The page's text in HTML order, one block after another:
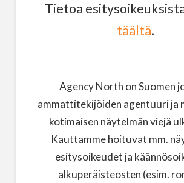
Tietoa
täältä.
Agency North on Suomen
ammattitekijöiden agentuuri ja
kotimaisen näytelmän viejä
Kauttamme hoituvat mm.
esitysoikeudet ja
alkuperäisteosten (esim.